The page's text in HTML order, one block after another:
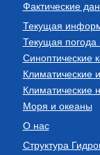
Фактические
Текущая
Текущая погода
Синоптические
Климатические
Климатические
Моря и океаны
О нас
Структура